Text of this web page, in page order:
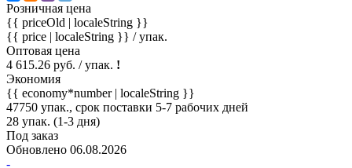
Розничная цена
{{ priceOld | localeString }}
{{ price | localeString }} / упак.
Оптовая цена
4 615.26 руб. / упак. !
Экономия
{{ economy*number | localeString }}
47750 упак., срок поставки 5-7 рабочих дней
28 упак. (1-3 дня)
Под заказ
Обновлено 06.08.2026
-